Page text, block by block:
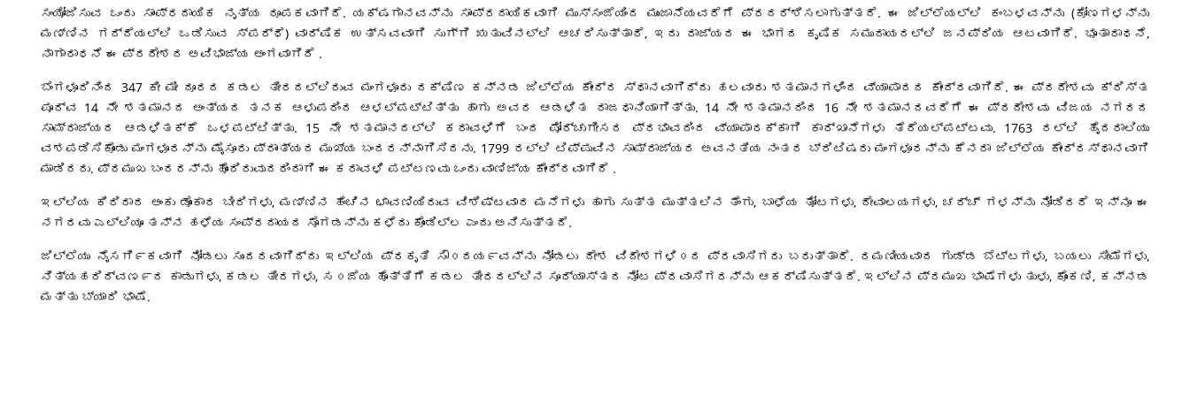
ಸಂಯೋಜಿಸುವ ಒಂದು ಸಾಂಪ್ರದಾಯಿಕ ನೃತ್ಯ ರೂಪಕವಾಗಿದೆ. ಯಕ್ಷಗಾನವನ್ನು ಸಾಂಪ್ರದಾಯಿಕವಾಗಿ ಮುಸ್ಸಂಜೆಯಿಂದ ಮುಂಜಾನೆಯವರೆಗೆ ಪ್ರದರ್ಶಿಸಲಾಗುತ್ತದೆ. ಈ ಜಿಲ್ಲೆಯಲ್ಲಿ ಕಂಬಳವನ್ನು (ಕೋಣಗಳನ್ನು
ಮಣ್ಣಿನ ಗದ್ದೆಯಲ್ಲಿ ಒಡಿಸುವ ಸ್ಪರ್ಧೆ) ವಾರ್ಷಿಕ ಉತ್ಸವವಾಗಿ ಸುಗ್ಗಿ ಋತುವಿನಲ್ಲಿ ಆಚರಿಸುತ್ತಾರೆ, ಇದು ರಾಜ್ಯದ ಈ ಭಾಗದ ಕೃಷಿಕ ಸಮುದಾಯದಲ್ಲಿ ಜನಪ್ರಿಯ ಆಟವಾಗಿದೆ. ಭೂತಾರಾಧನೆ,
ನಾಗಾರಾಧನೆ ಈ ಪ್ರದೇಶದ ಅವಿಭಾಜ್ಯ ಅಂಗವಾಗಿದೆ .
ಬೆಂಗಳೂರಿನಿಂದ 347 ಕೀ ಮೀ ದೂರದ ಕಡಲ ತೀರದಲ್ಲಿರುವ ಮಂಗಳೂರು ದಕ್ಷಿಣ ಕನ್ನಡ ಜಿಲ್ಲೆಯ ಕೇಂದ್ರ ಸ್ಥಾನವಾಗಿದ್ದು ಹಲವಾರು ಶತಮಾನಗಳಿಂದ ವ್ಯಾಪಾರದ ಕೇಂದ್ರವಾಗಿದೆ. ಈ ಪ್ರದೇಶವು ಕ್ರಿಸ್ತ
ಪೂರ್ವ 14 ನೇ ಶತಮಾನದ ಅಂತ್ಯದ ತನಕ ಆಳುಪರಿಂದ ಆಳಲ್ಪಟ್ಟಿತ್ತು ಹಾಗು ಅವರ ಆಡಳಿತ ರಾಜಧಾನಿಯಾಗಿತ್ತು. 14 ನೇ ಶತಮಾನದಿಂದ 16 ನೇ ಶತಮಾನದವರೆಗೆ ಈ ಪ್ರದೇಶವು ವಿಜಯ ನಗರದ
ಸಾಮ್ರಾಜ್ಯದ ಆಡಳಿತಕ್ಕೆ ಒಳಪಟ್ಟಿತ್ತು. 15 ನೇ ಶತಮಾನದಲ್ಲಿ ಕರಾವಳಿಗೆ ಬಂದ ಪೋರ್ಚುಗೀಸರ ಪ್ರಭಾವದಿಂದ ವ್ಯಾಪಾರಕ್ಕಾಗಿ ಕಾರ್ಖಾನೆಗಳು ತೆರೆಯಲ್ಪಟ್ಟವು. 1763 ರಲ್ಲಿ ಹೈದರಾಲಿಯು
ವಶಪಡಿಸಿಕೊಂಡು ಮಂಗಳೂರನ್ನು ಮೈಸೂರು ಪ್ರಾಂತ್ಯದ ಮುಖ್ಯ ಬಂದರನ್ನಾಗಿಸಿದನು. 1799 ರಲ್ಲಿ ಟಿಪ್ಪುವಿನ ಸಾಮ್ರಾಜ್ಯದ ಅವನತಿಯ ನಂತರ ಬ್ರಿಟಿಷರು ಮಂಗಳೂರನ್ನು ಕೆನರಾ ಜಿಲ್ಲೆಯ ಕೇಂದ್ರಸ್ಥಾನವಾಗಿ
ಮಾಡಿದರು. ಪ್ರಮುಖ ಬಂದರನ್ನು ಹೊಂದಿರುವುದರಿಂದಾಗಿ ಈ ಕರಾವಳಿ ಪಟ್ಟಣವು ಒಂದು ವಾಣಿಜ್ಯ ಕೇಂದ್ರವಾಗಿದೆ .
ಇಲ್ಲಿಯ ಕಿರಿದಾದ ಅಂಕು ಡೊಂಕಾದ ಬೀದಿಗಳು, ಮಣ್ಣಿನ ಹೆಂಚಿನ ಛಾವಣಿಯಿರುವ ವಿಶಿಷ್ಟವಾದ ಮನೆಗಳು ಹಾಗು ಸುತ್ತ ಮುತ್ತಲಿನ ತೆಂಗು, ಬಾಳೆಯ ತೋಟಗಳು, ದೇವಾಲಯಗಳು, ಚರ್ಚ್ ಗಳನ್ನು ನೋಡಿದರೆ ಇನ್ನೂ ಈ
ನಗರವು ಎಲ್ಲಿಯೂ ತನ್ನ ಹಳೆಯ ಸಂಪ್ರದಾಯದ ಸೊಗಡನ್ನು ಕಳೆದು ಕೊಂಡಿಲ್ಲ ಎಂದು ಅನಿಸುತ್ತದೆ.
ಜಿಲ್ಲೆಯು ನೈಸಗಿ೯ಕವಾಗಿ ನೋಡಲು ಸುಂದರವಾಗಿದ್ದು ಇಲ್ಲಿಯ ಪ್ರಕೃತಿ ಸೌ೦ದಯ೯ವನ್ನು ನೋಡಲು ದೇಶ ವಿದೇಶಗಳಿ೦ದ ಪ್ರವಾಸಿಗರು ಬರುತ್ತಾರೆ. ರಮಣೀಯವಾದ ಗುಡ್ಡ ಬೆಟ್ಟಗಳು, ಬಯಲು ಸೀಮೆಗಳು,
ನಿತ್ಯಹರಿದ್ವಣ೯ದ ಕಾಡುಗಳು, ಕಡಲ ತೀರಗಳು, ಸ೦ಜೆಯ ಹೊತ್ತಿಗೆ ಕಡಲ ತೀರದಲ್ಲಿನ ಸೂರ್ಯಾಸ್ತದ ನೋಟ ಪ್ರವಾಸಿಗರನ್ನು ಆಕರ್ಷಿಸುತ್ತದೆ. ಇಲ್ಲಿನ ಪ್ರಮುಖ ಭಾಷೆಗಳು ತುಳು, ಕೊಂಕಣಿ, ಕನ್ನಡ
ಮತ್ತು ಬ್ಯಾರಿ ಭಾಷೆ.